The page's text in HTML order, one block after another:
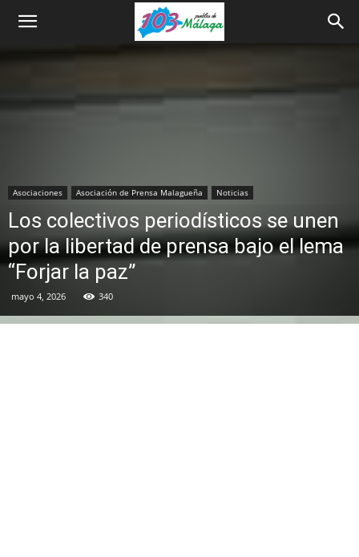
Asociaciones Asociación de Prensa Malagueña Noticias
Los colectivos periodísticos se unen
por la libertad de prensa bajo el lema
“Forjar la paz”
mayo 4, 2026 340